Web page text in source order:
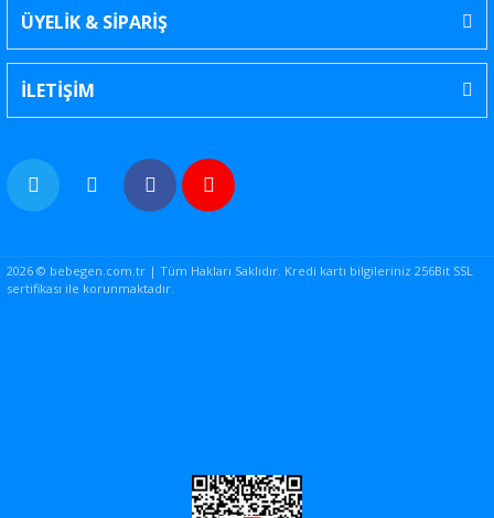
ÜYELİK & SİPARİŞ
İLETİŞİM
2026 © bebegen.com.tr | Tüm Hakları Saklıdır. Kredi kartı bilgileriniz 256Bit SSL
sertifikası ile korunmaktadır.